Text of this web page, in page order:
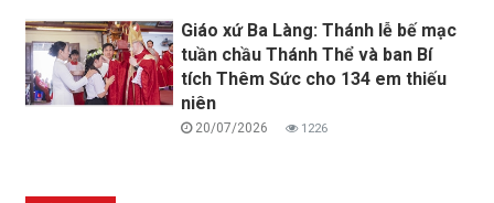
Giáo xứ Ba Làng: Thánh lễ bế mạc
tuần chầu Thánh Thể và ban Bí
tích Thêm Sức cho 134 em thiếu
niên
20/07/2026 1226